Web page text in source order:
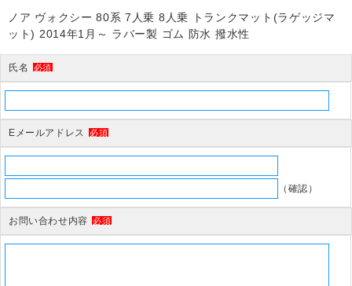
ノア ヴォクシー 80系 7人乗 8人乗 トランクマット(ラゲッジマ
ット) 2014年1月～ ラバー製 ゴム 防水 撥水性
氏名 必須
Eメールアドレス 必須
（確認）
お問い合わせ内容 必須